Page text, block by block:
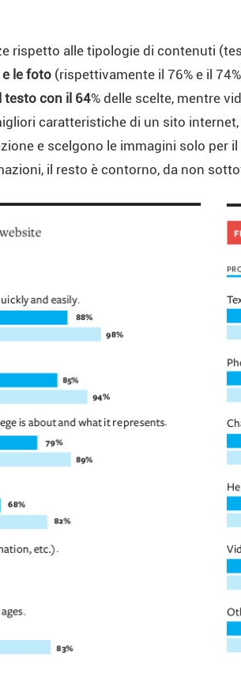
rispetto alle tipologie di contenuti
le foto (rispettivamente il 76% e il
testo con il 64% delle scelte, mentre
caratteristiche di un sito
e scelgono le immagini solo per il
il resto è contorno, da non